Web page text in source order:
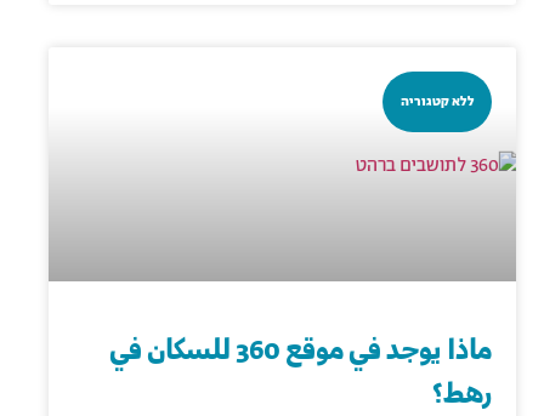
ללא קטגוריה
ماذا يوجد في موقع 360 للسكان في
رهط؟